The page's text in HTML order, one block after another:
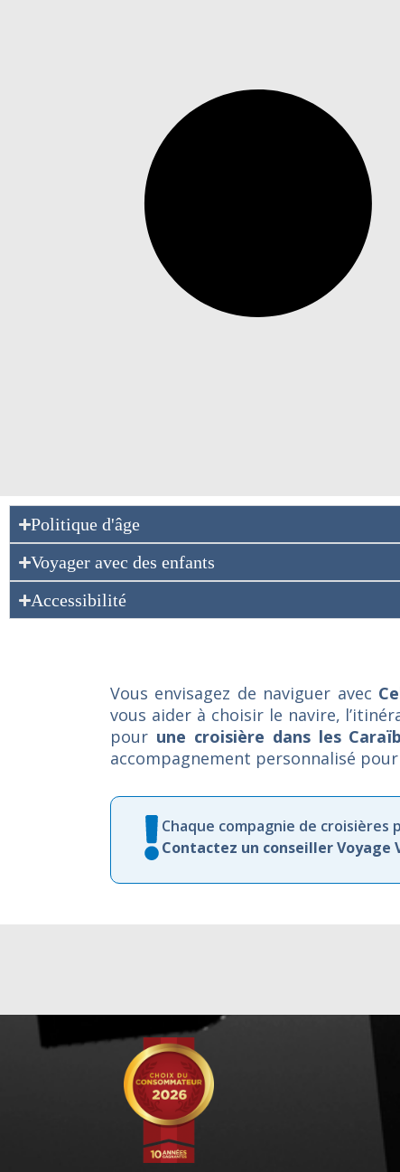
Politique d'âge
Voyager avec des enfants
Accessibilité
Vous envisagez de naviguer avec
vous aider à choisir le navire,
pour une croisière dans les
accompagnement personnalisé
Chaque compagnie de
Contactez un conseiller Voyage